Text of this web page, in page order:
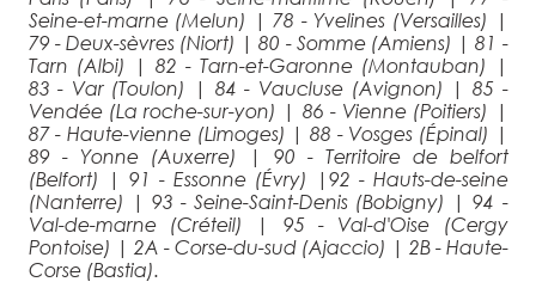
Seine-et-marne (Melun)
| 78 - Yvelines (Versailles)
|
79 - Deux-sèvres (Niort) |80 - Somme (Amiens) |81 -
Tarn (Albi)
| 82 - Tarn-et-Garonne (Montauban)
|
83 - Var (Toulon)
| 84 - Vaucluse (Avignon) | 85 -
Vendée (La roche-sur-yon) | 86 - Vienne (Poitiers)
|
87 - Haute-vienne (Limoges) | 88 - Vosges (Épinal) |
89 - Yonne (Auxerre)
| 90 - Territoire de belfort
(Belfort)
| 91 - Essonne (Évry) | 92 - Hauts-de-seine
(Nanterre)
| 93 - Seine-Saint-Denis (Bobigny) |94 -
Val-de-marne (Créteil)
| 95 - Val-d'Oise (Cergy
Pontoise) | 2A - Corse-du-sud (Ajaccio) | 2B - Haute-
Corse (Bastia).